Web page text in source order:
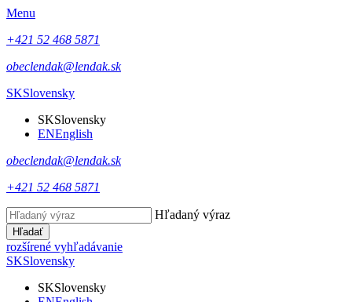
Menu
+421 52 468 5871
obeclendak@lendak.sk
SKSlovensky
SKSlovensky
ENEnglish
obeclendak@lendak.sk
+421 52 468 5871
Hľadaný výraz
Hľadať
rozšírené vyhľadávanie
SKSlovensky
SKSlovensky